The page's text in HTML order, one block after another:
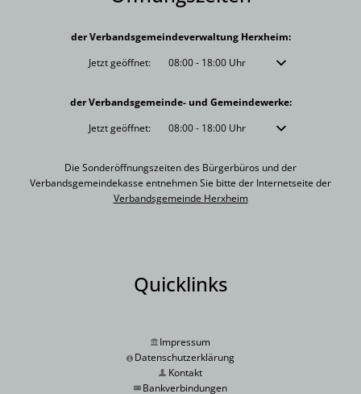
der Verbandsgemeindeverwaltung Herxheim:
Klicken, um weitere Öffnungs- oder Schließzeiten auszublenden
Jetzt geöffnet: 08:00- 18:00Uhr Von 08:00 bis 18:00
der Verbandsgemeinde- und Gemeindewerke:
Klicken, um weitere Öffnungs- oder Schließzeiten auszublenden
Jetzt geöffnet: 08:00- 18:00Uhr Von 08:00 bis 18:00
Die Sonderöffnungszeiten des Bürgerbüros und der
Verbandsgemeindekasse entnehmen Sie bitte der Internetseite der
Verbandsgemeinde Herxheim
Quicklinks
Impressum
Datenschutzerklärung
Kontakt
Bankverbindungen